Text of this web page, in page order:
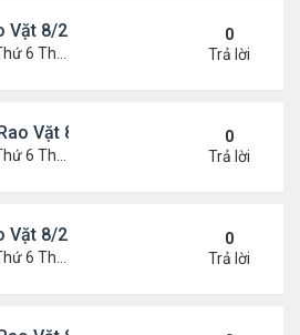
Vặt 8/27/21- 9/3/21
Tháng 8 27, 2021 9:56 am
0
Trả lời
Vặt 8/27/21- 9/3/21
Tháng 8 27, 2021 9:50 am
0
Trả lời
Vặt 8/20/21- 8/27/21
Tháng 8 20, 2021 2:15 pm
0
Trả lời